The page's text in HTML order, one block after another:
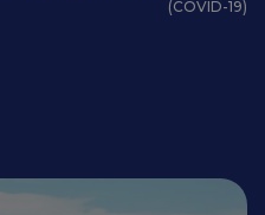
(COVID-19)